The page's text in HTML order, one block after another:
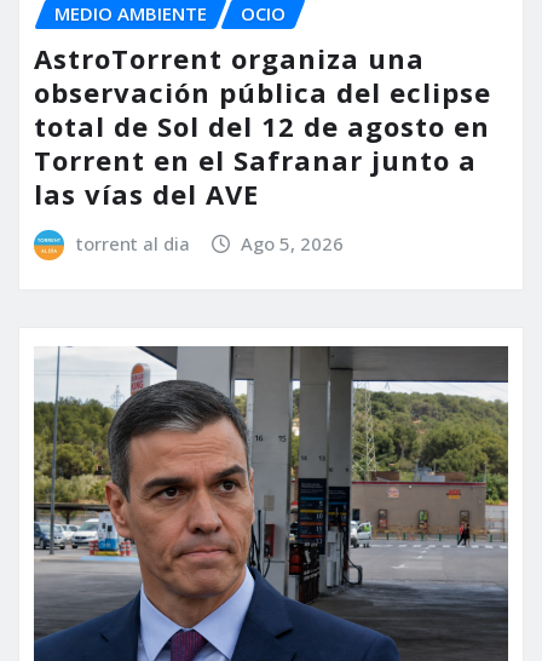
MEDIO AMBIENTE
OCIO
AstroTorrent organiza una
observación pública del eclipse
total de Sol del 12 de agosto en
Torrent en el Safranar junto a
las vías del AVE
torrent al dia Ago 5, 2026